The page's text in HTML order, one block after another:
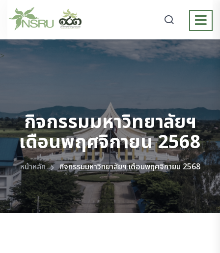
>
กิจกรรมมหาวิทยาลัยฯ
เดือนพฤศจิกายน 2568
หน้าหลัก กิจกรรมมหาวิทยาลัยฯ เดือนพฤศจิกายน 2568